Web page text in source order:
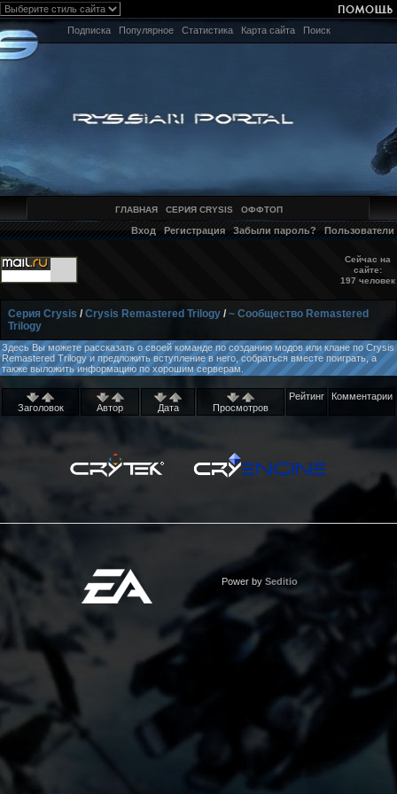
Подписка Популярное Статистика Карта сайта Поиск
ГЛАВНАЯ СЕРИЯ CRYSIS ОФФТОП
Вход Регистрация Забыли пароль? Пользователи
Сейчас на
сайте:
197 человек
Серия Crysis /Crysis Remastered Trilogy /~ Сообщество Remastered
Trilogy
Здесь Вы можете рассказать о своей команде по созданию модов или клане по Crysis
Remastered Trilogy и предложить вступление в него, собраться вместе поиграть, а
также выложить информацию по хорошим серверам.
Заголовок Автор Дата Просмотров
Рейтинг Комментарии
Power by Seditio